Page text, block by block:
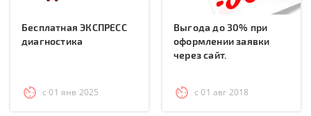
Бесплатная ЭКСПРЕСС
диагностика
с 01 янв 2025
Выгода до 30% при
оформлении заявки
через сайт.
с 01 авг 2018